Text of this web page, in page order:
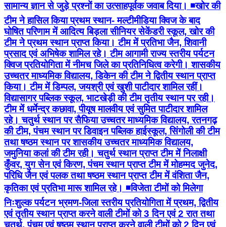
सामान्य ज्ञान से जुड़े प्रश्नों का उत्साहपूर्वक जवाब दिया। ◾खोर की
टीम ने हासिल किया प्रथम स्थान- मल्टीमीडिया क्विज के बाद
घोषित परिणाम में आदित्य बिड़ला सीनियर सेकेंडरी स्कूल, खोर की
टीम ने प्रथम स्थान प्राप्त किया। टीम में प्रतिभा जैन, शिवानी
प्रसाद एवं अभिषेक शामिल रहे। टीम आगामी राज्य स्तरीय पर्यटन
क्विज प्रतियोगिता में नीमच जिले का प्रतिनिधित्व करेगी। शासकीय
उच्चतर माध्यमिक विद्यालय, डिकेन की टीम ने द्वितीय स्थान प्राप्त
किया। टीम में डिम्पल, जयश्री एवं खुशी पाटीदार शामिल रहीं।
विद्यासागर पब्लिक स्कूल, भाटखेड़ी की टीम तृतीय स्थान पर रही।
टीम में धर्मेन्द्र कछावा, पीयूष मालवीय एवं सुमित पाटीदार शामिल
रहे। चतुर्थ स्थान पर सैफिया उच्चतर माध्यमिक विद्यालय, रतनगढ़
की टीम, पंचम स्थान पर डिवाइन पब्लिक हाईस्कूल, सिंगोली की टीम
तथा षष्ठम स्थान पर शासकीय उच्चतर माध्यमिक विद्यालय,
जमुनिया कलां की टीम रही। चतुर्थ स्थान प्राप्त टीम में निलाक्षी
कुँवर, युग सेन एवं किरण, पंचम स्थान प्राप्त टीम में मोहम्मद जुनेद,
परिधि जैन एवं पलक तथा षष्ठम स्थान प्राप्त टीम में वंशिता जैन,
कृतिका एवं प्रतिभा मारू शामिल रहे। ◾विजेता टीमों को मिलेगा
निःशुल्क पर्यटन भ्रमण-जिला स्तरीय प्रतियोगिता में प्रथम, द्वितीय
एवं तृतीय स्थान प्राप्त करने वाली टीमों को 3 दिन एवं 2 रात तथा